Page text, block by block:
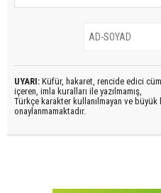
UYARI: Küfür, hakaret, rencide edici
içeren, imla kuralları ile yazılmamış,
Türkçe karakter kullanılmayan ve büyük
onaylanmamaktadır.